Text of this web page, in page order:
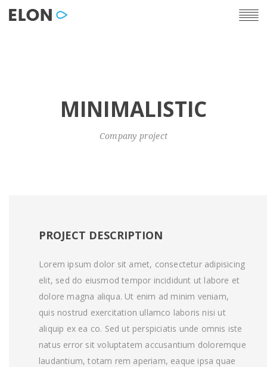
MINIMALISTIC
Company project
PROJECT DESCRIPTION
Lorem ipsum dolor sit amet, consectetur adipisicing
elit, sed do eiusmod tempor incididunt ut labore et
dolore magna aliqua. Ut enim ad minim veniam,
quis nostrud exercitation ullamco laboris nisi ut
aliquip ex ea co. Sed ut perspiciatis unde omnis iste
natus error sit voluptatem accusantium doloremque
laudantium, totam rem aperiam, eaque ipsa quae